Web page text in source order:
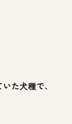
た犬種で、